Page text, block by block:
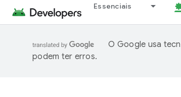
Essenciais
O Google usa
podem ter erros.